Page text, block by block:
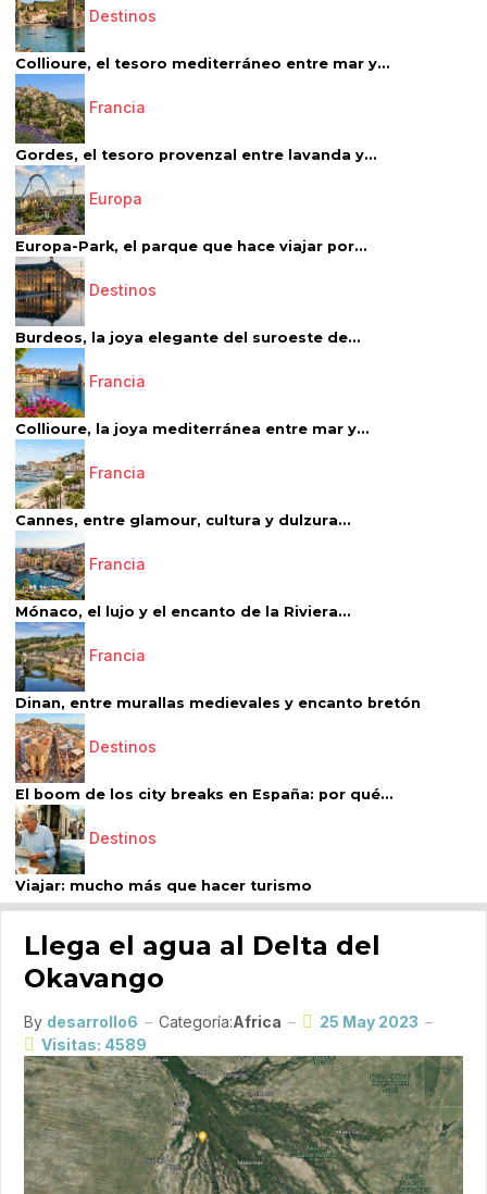
Destinos
Collioure, el tesoro mediterráneo entre mar y...
Francia
Gordes, el tesoro provenzal entre lavanda y...
Europa
Europa-Park, el parque que hace viajar por...
Destinos
Burdeos, la joya elegante del suroeste de...
Francia
Collioure, la joya mediterránea entre mar y...
Francia
Cannes, entre glamour, cultura y dulzura...
Francia
Mónaco, el lujo y el encanto de la Riviera...
Francia
Dinan, entre murallas medievales y encanto bretón
Destinos
El boom de los city breaks en España: por qué...
Destinos
Viajar: mucho más que hacer turismo
Llega el agua al Delta del
Okavango
By desarrollo6 Categoría:Africa
25 May 2023
Visitas: 4589